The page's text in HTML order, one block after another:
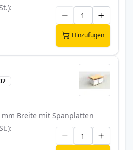
Hinzufügen
Breite mit Spanplatten